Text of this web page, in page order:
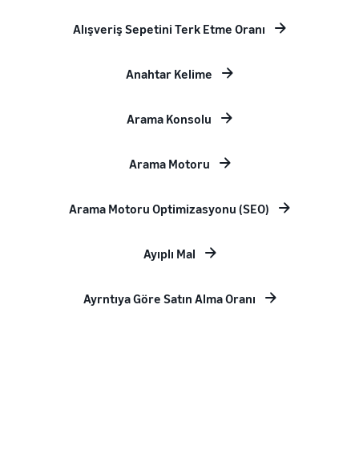
Alışveriş Sepetini Terk Etme Oranı
Anahtar Kelime
Arama Konsolu
Arama Motoru
Arama Motoru Optimizasyonu (SEO)
Ayıplı Mal
Ayrntıya Göre Satın Alma Oranı